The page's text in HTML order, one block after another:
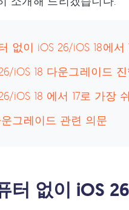
없이 iOS 26/iOS 18에
iOS 18 다운그레이드
iOS 18 에서 17로 가장
운그레이드 관련 의문
터 없이 iOS